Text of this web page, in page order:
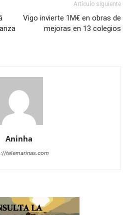
Artículo siguiente
Vigo invierte 1M€ en obras de
mejoras en 13 colegios
Aninha
telemarinas.com